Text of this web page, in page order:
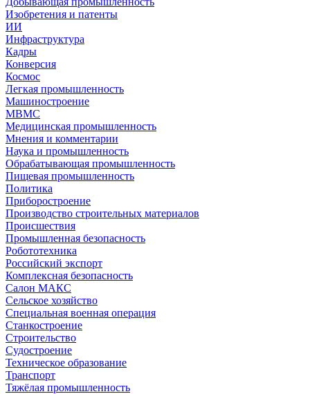
Изобретения и патенты
ИИ
Инфраструктура
Кадры
Конверсия
Космос
Легкая промышленность
Машиностроение
МВМС
Медицинская промышленность
Мнения и комментарии
Наука и промышленность
Обрабатывающая промышленность
Пищевая промышленность
Политика
Приборостроение
Производство строительных материалов
Происшествия
Промышленная безопасность
Робототехника
Российский экспорт
Комплексная безопасность
Салон МАКС
Сельское хозяйство
Специальная военная операция
Станкостроение
Строительство
Судостроение
Техническое образование
Транспорт
Тяжёлая промышленность